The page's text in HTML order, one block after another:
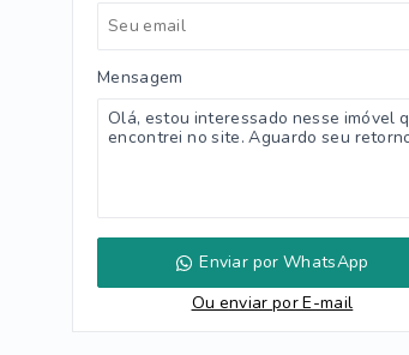
Mensagem
Enviar por WhatsApp
Ou enviar por E-mail